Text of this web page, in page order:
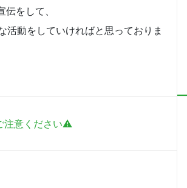
をして、
活動をしていければと思っておりま
注意ください⚠